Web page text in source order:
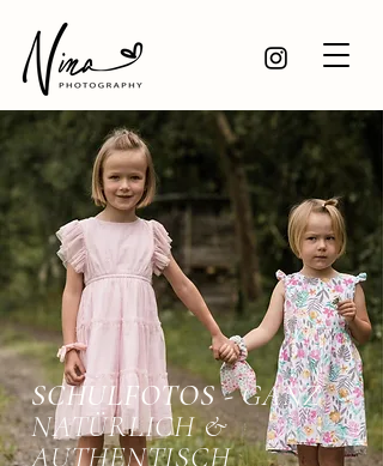
SCHULFOTOS- GANZ
NATÜRLICH &
AUTHENTISCH